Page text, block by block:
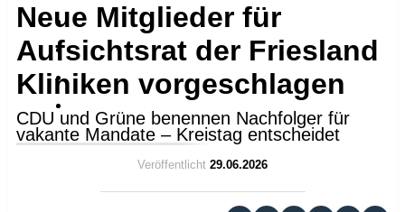
Neue Mitglieder für
Aufsichtsrat der Friesland
Kliniken vorgeschlagen
CDU und Grüne benennen Nachfolger für
vakante Mandate – Kreistag entscheidet
Veröffentlicht 29.06.2026